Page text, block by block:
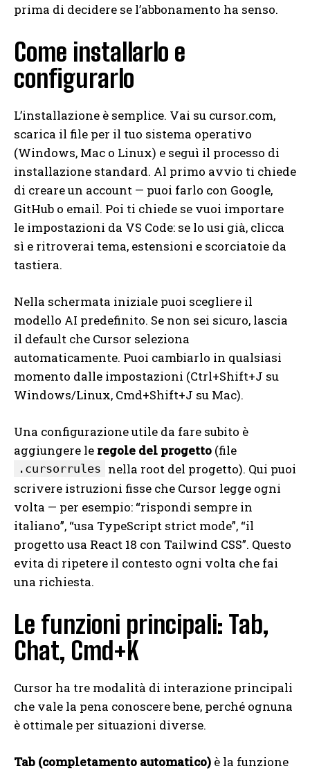
prima di decidere se l’abbonamento ha senso.
Come installarlo e
configurarlo
L’installazione è semplice. Vai su cursor.com,
scarica il file per il tuo sistema operativo
(Windows, Mac o Linux) e seguì il processo di
installazione standard. Al primo avvio ti chiede
di creare un account — puoi farlo con Google,
GitHub o email. Poi ti chiede se vuoi importare
le impostazioni da VS Code: se lo usi già, clicca
sì e ritroverai tema, estensioni e scorciatoie da
tastiera.
Nella schermata iniziale puoi scegliere il
modello AI predefinito. Se non sei sicuro, lascia
il default che Cursor seleziona
automaticamente. Puoi cambiarlo in qualsiasi
momento dalle impostazioni (Ctrl+Shift+J su
Windows/Linux, Cmd+Shift+J su Mac).
Una configurazione utile da fare subito è
aggiungere le regole del progetto (file
.cursorrules nella root del progetto). Qui puoi
scrivere istruzioni fisse che Cursor legge ogni
volta — per esempio: “rispondi sempre in
italiano”, “usa TypeScript strict mode”, “il
progetto usa React 18 con Tailwind CSS”. Questo
evita di ripetere il contesto ogni volta che fai
una richiesta.
Le funzioni principali: Tab,
Chat, Cmd+K
Cursor ha tre modalità di interazione principali
che vale la pena conoscere bene, perché ognuna
è ottimale per situazioni diverse.
Tab (completamento automatico) è la funzione